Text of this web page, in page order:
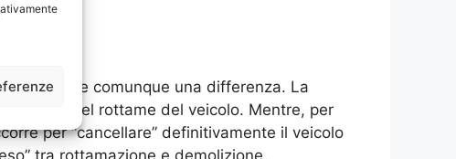
esiste comunque una differenza. La
o del rottame del veicolo. Mentre, per
per “cancellare” definitivamente il veicolo
tra rottamazione e demolizione.